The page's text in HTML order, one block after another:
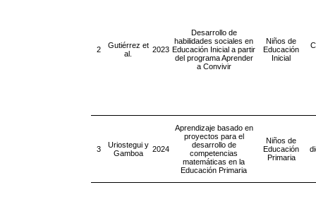
2
Gutiérrez et
al.
2023
Desarrollo de
habilidades sociales en
Educación Inicial a partir
del programa Aprender
a Convivir
Niños de
Educación
Inicial
3
Uriostegui y
Gamboa
2024
Aprendizaje basado en
proyectos para el
desarrollo de
competencias
matemáticas en la
Educación Primaria
Niños de
Educación
Primaria